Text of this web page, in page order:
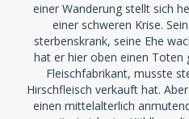
einer Wanderung stellt sich
einer schweren Krise.
sterbenskrank, seine Ehe
hat er hier oben einen Toten
Fleischfabrikant, musste
Hirschfleisch verkauft hat.
einen mittelalterlich